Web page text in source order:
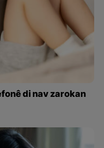
di nav zarokan